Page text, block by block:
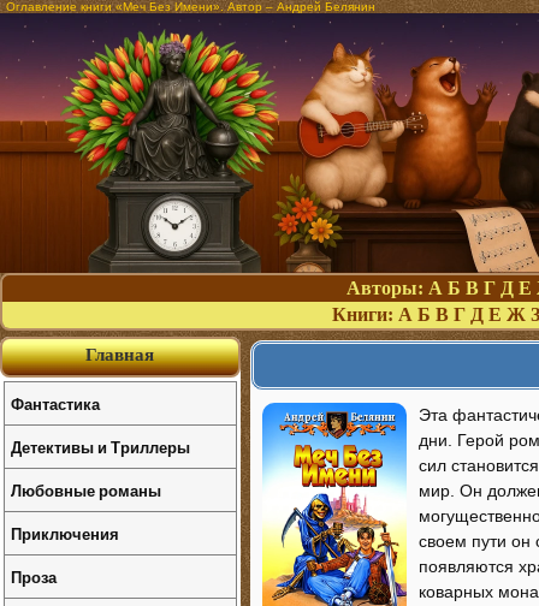
Оглавление книги «Меч Без Имени». Автор – Андрей Белянин
Авторы: А Б В Г Д Е
Книги: А Б В Г Д Е Ж З
Эта
дни. Герой
сил
мир. Он
своем пути он
появляются
коварных
Главная
Фантастика
Детективы и Триллеры
Любовные романы
Приключения
Проза